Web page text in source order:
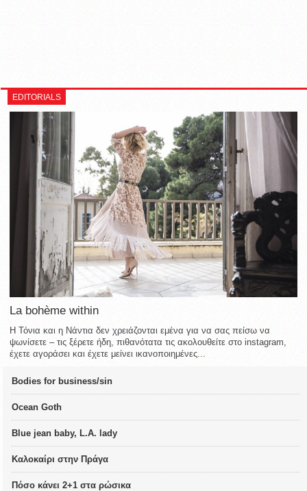
EDITORIALS
La bohème within
Η Τόνια και η Νάντια δεν χρειάζονται εμένα για να σας πείσω να
ψωνίσετε – τις ξέρετε ήδη, πιθανότατα τις ακολουθείτε στο instagram,
έχετε αγοράσει και έχετε μείνει ικανοποιημένες...
Bodies for business/sin
Ocean Goth
Blue jean baby, L.A. lady
Καλοκαίρι στην Πράγα
Πόσο κάνει 2+1 στα ρώσικα